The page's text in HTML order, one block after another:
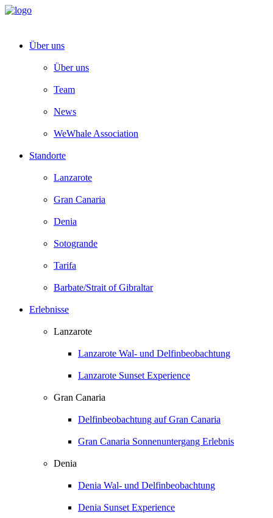
Über uns
Über uns
Team
News
WeWhale Association
Standorte
Lanzarote
Gran Canaria
Denia
Sotogrande
Tarifa
Barbate/Strait of Gibraltar
Erlebnisse
Lanzarote
Lanzarote Wal- und Delfinbeobachtung
Lanzarote Sunset Experience
Gran Canaria
Delfinbeobachtung auf Gran Canaria
Gran Canaria Sonnenuntergang Erlebnis
Denia
Denia Wal- und Delfinbeobachtung
Denia Sunset Experience